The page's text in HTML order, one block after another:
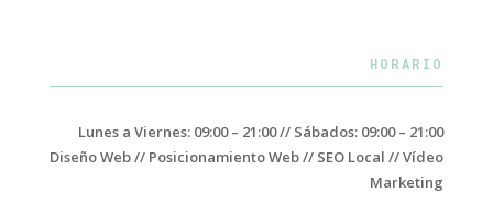
HORARIO
Lunes a Viernes: 09:00 – 21:00 // Sábados: 09:00 – 21:00
Diseño Web // Posicionamiento Web // SEO Local // Vídeo
Marketing